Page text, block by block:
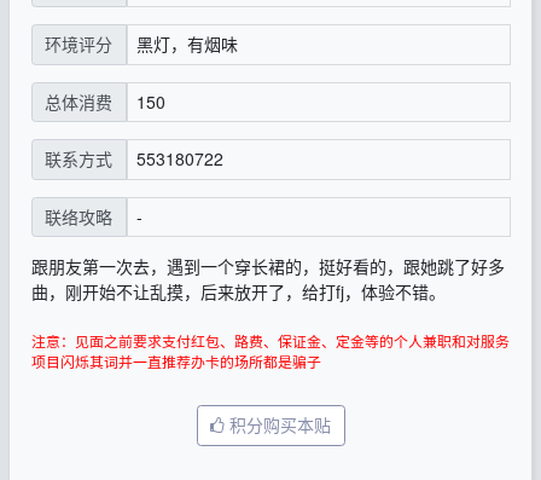
环境评分 黑灯，有烟味
总体消费 150
联系方式 553180722
联络攻略 -
跟朋友第一次去，遇到一个穿长裙的，挺好看的，跟她跳了好多
曲，刚开始不让乱摸，后来放开了，给打fj，体验不错。
注意：见面之前要求支付红包、路费、保证金、定金等的个人兼职和对服务
项目闪烁其词并一直推荐办卡的场所都是骗子
积分购买本贴